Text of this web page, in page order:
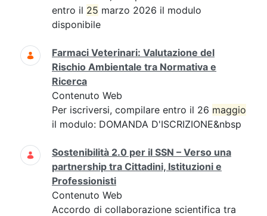
entro il 25 marzo 2026 il modulo
disponibile
Farmaci Veterinari: Valutazione del
Rischio Ambientale tra Normativa e
Ricerca
Contenuto Web
Per iscriversi, compilare entro il 26 maggio
il modulo: DOMANDA D'ISCRIZIONE&nbsp
Sostenibilità 2.0 per il SSN – Verso una
partnership tra Cittadini, Istituzioni e
Professionisti
Contenuto Web
Accordo di collaborazione scientifica tra